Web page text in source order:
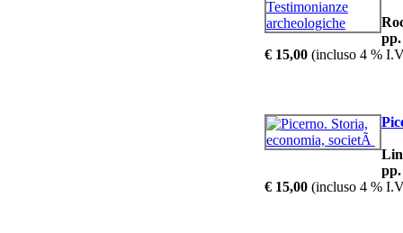
pp.
€ 15,00 (incluso 4 %
pp.
€ 15,00 (incluso 4 %